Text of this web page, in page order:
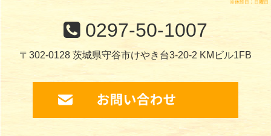
0297-50-1007
〒302-0128 茨城県守谷市けやき台3-20-2 KMビル1FB